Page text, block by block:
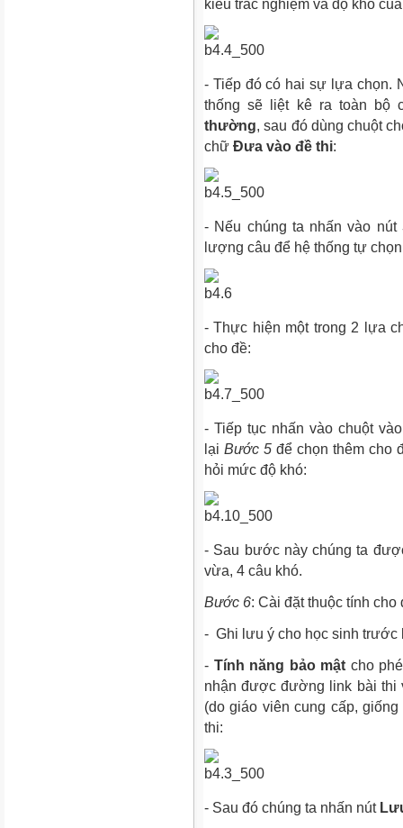
kiểu trắc nghiệm và độ khó
- Tiếp đó có hai sự lựa chọn.
thống sẽ liệt kê ra toàn bộ
thường, sau đó dùng chuột
chữ Đưa vào đề thi:
- Nếu chúng ta nhấn vào nút
lượng câu để hệ thống tự
- Thực hiện một trong 2 lựa
cho đề:
- Tiếp tục nhấn vào chuột
lại Bước 5 để chọn thêm cho
hỏi mức độ khó:
- Sau bước này chúng ta
vừa, 4 câu khó.
Bước 6: Cài đặt thuộc tính cho
- Ghi lưu ý cho học sinh trước
- Tính năng bảo mật cho
nhận được đường link bài thi
(do giáo viên cung cấp,
thi:
- Sau đó chúng ta nhấn nút